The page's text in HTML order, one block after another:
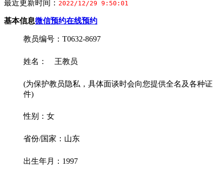
最近更新时间： 2022/12/29 9:50:01
基本信息微信预约在线预约
教员编号：T0632-8697
姓名： 王教员
(为保护教员隐私，具体面谈时会向您提供全名及各种证
件)
性别：女
省份/国家：山东
出生年月：1997